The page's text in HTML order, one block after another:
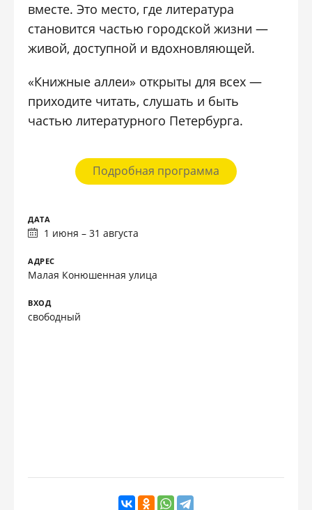
вместе. Это место, где литература
становится частью городской жизни —
живой, доступной и вдохновляющей.
«Книжные аллеи» открыты для всех —
приходите читать, слушать и быть
частью литературного Петербурга.
Подробная программа
ДАТА
1 июня – 31 августа
АДРЕС
Малая Конюшенная улица
ВХОД
свободный